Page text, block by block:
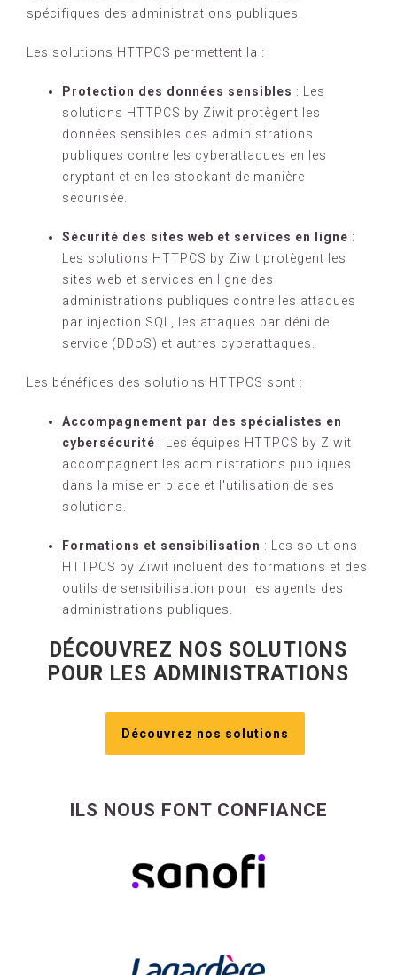
spécifiques des administrations publiques.
Les solutions HTTPCS permettent la :
Protection des données sensibles : Les
solutions HTTPCS by Ziwit protègent les
données sensibles des administrations
publiques contre les cyberattaques en les
cryptant et en les stockant de manière
sécurisée.
Sécurité des sites web et services en ligne :
Les solutions HTTPCS by Ziwit protègent les
sites web et services en ligne des
administrations publiques contre les attaques
par injection SQL, les attaques par déni de
service (DDoS) et autres cyberattaques.
Les bénéfices des solutions HTTPCS sont :
Accompagnement par des spécialistes en
cybersécurité : Les équipes HTTPCS by Ziwit
accompagnent les administrations publiques
dans la mise en place et l'utilisation de ses
solutions.
Formations et sensibilisation : Les solutions
HTTPCS by Ziwit incluent des formations et des
outils de sensibilisation pour les agents des
administrations publiques.
DÉCOUVREZ NOS SOLUTIONS
POUR LES ADMINISTRATIONS
Découvrez nos solutions
ILS NOUS FONT CONFIANCE